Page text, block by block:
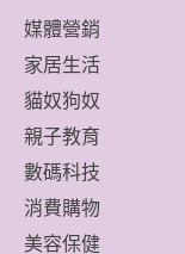
媒體營銷
家居生活
貓奴狗奴
親子教育
數碼科技
消費購物
美容保健